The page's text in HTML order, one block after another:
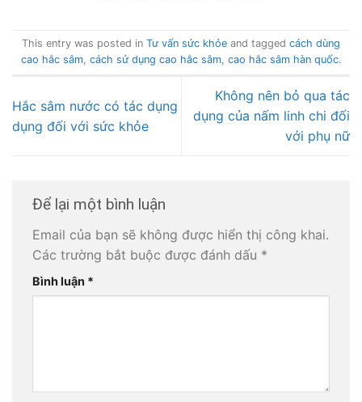
This entry was posted in Tư vấn sức khỏe and tagged cách dùng
cao hắc sâm, cách sử dụng cao hắc sâm, cao hắc sâm hàn quốc.
Hắc sâm nước có tác dụng
dụng đối với sức khỏe
Không nên bỏ qua tác
dụng của nấm linh chi đối
với phụ nữ
Để lại một bình luận
Email của bạn sẽ không được hiển thị công khai.
Các trường bắt buộc được đánh dấu *
Bình luận *